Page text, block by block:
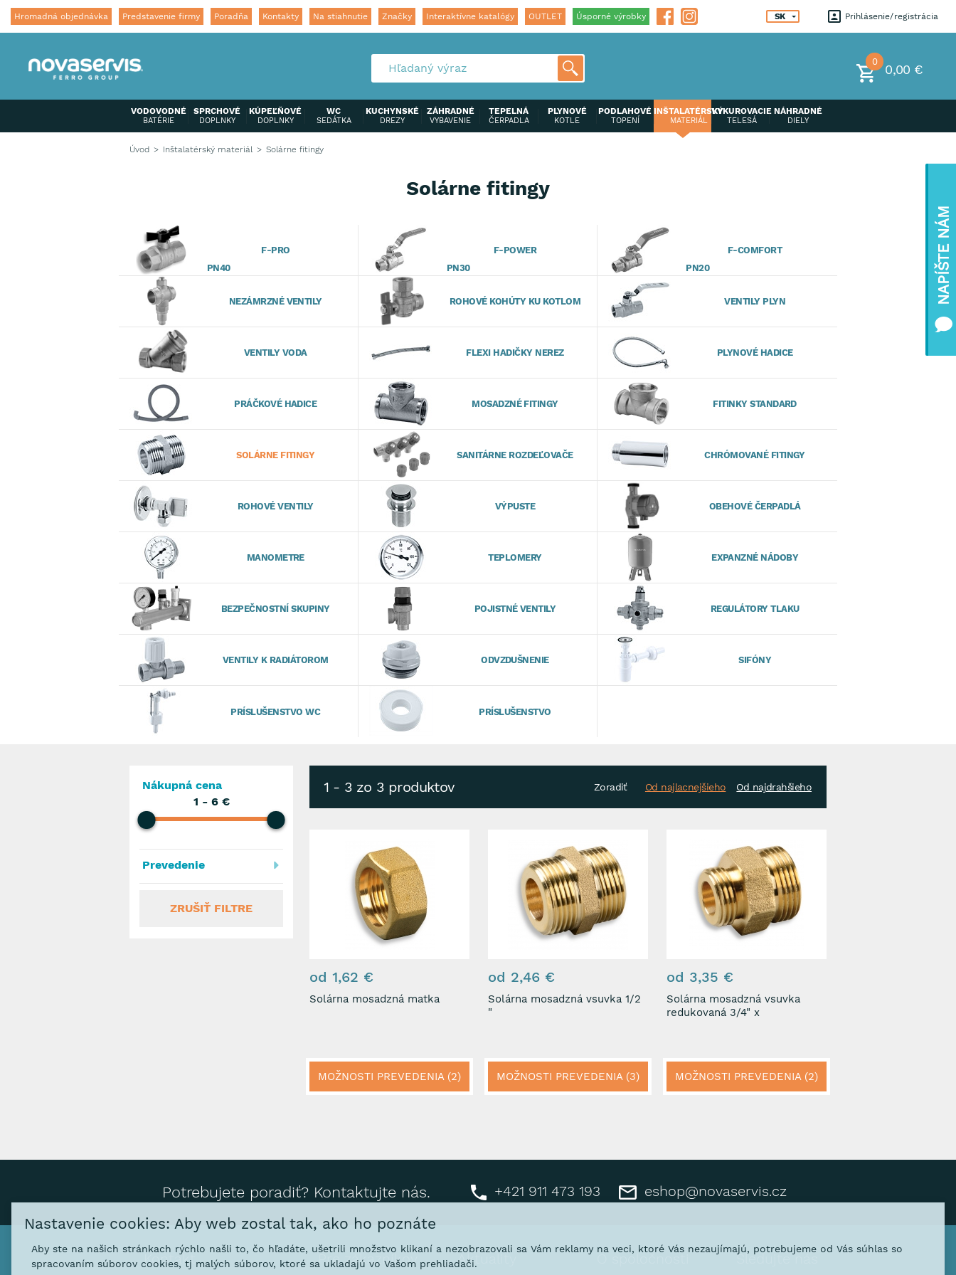
Prihlásenie registrácia
Hromadná objednávka Predstavenie firmy Poradňa Kontakty Na stiahnutie Značky Interaktívne katalógy OUTLET Úsporné výrobky SK
0
0,00 €
VODOVODNÉ
BATÉRIE
SPRCHOVÉ
DOPLNKY
KÚPEĽŇOVÉ
DOPLNKY
WC
SEDÁTKA
KUCHYNSKÉ
DREZY
ZÁHRADNÉ
VYBAVENIE
TEPELNÁ
ČERPADLA
PLYNOVÉ
KOTLE
PODLAHOVÉ
TOPENÍ
INŠTALATÉRSKÝ
MATERIÁL
VYKUROVACIE
TELESÁ
NÁHRADNÉ
DIELY
Úvod Inštalatérský materiál Solárne fitingy
Solárne fitingy
F-PRO
PN40
F-POWER
PN30
F-COMFORT
PN20
NEZÁMRZNÉ VENTILY ROHOVÉ KOHÚTY KU KOTLOM VENTILY PLYN
VENTILY VODA FLEXI HADIČKY NEREZ PLYNOVÉ HADICE
PRÁČKOVÉ HADICE MOSADZNÉ FITINGY FITINKY STANDARD
SOLÁRNE FITINGY SANITÁRNE ROZDEĽOVAČE CHRÓMOVANÉ FITINGY
ROHOVÉ VENTILY VÝPUSTE OBEHOVÉ ČERPADLÁ
MANOMETRE TEPLOMERY EXPANZNÉ NÁDOBY
BEZPEČNOSTNÍ SKUPINY POJISTNÉ VENTILY REGULÁTORY TLAKU
VENTILY K RADIÁTOROM ODVZDUŠNENIE SIFÓNY
PRÍSLUŠENSTVO WC PRÍSLUŠENSTVO
Nákupná cena
1 - 6€
Prevedenie
ZRUŠIŤ FILTRE
1 - 3 zo 3 produktov Zoradiť Od najlacnejšieho Od najdrahšieho
od 1,62 €
Solárna mosadzná matka
MOŽNOSTI PREVEDENIA (2)
od 2,46 €
Solárna mosadzná vsuvka 1/2
"
MOŽNOSTI PREVEDENIA (3)
od 3,35 €
Solárna mosadzná vsuvka
redukovaná 3/4" x
MOŽNOSTI PREVEDENIA (2)
Potrebujete poradiť? Kontaktujte nás. +421 911 473 193 eshop@novaservis.cz
Kontakt Pre zákazníkov Aktuality O spoločnosti Sledujte nás
NAPÍŠTE NÁM
Nastavenie cookies: Aby web zostal tak, ako ho poznáte
Aby ste na našich stránkach rýchlo našli to, čo hľadáte, ušetrili množstvo klikaní a nezobrazovali sa Vám reklamy na veci, ktoré Vás nezaujímajú, potrebujeme od Vás súhlas so
spracovaním súborov cookies, tj malých súborov, ktoré sa ukladajú vo Vašom prehliadači.